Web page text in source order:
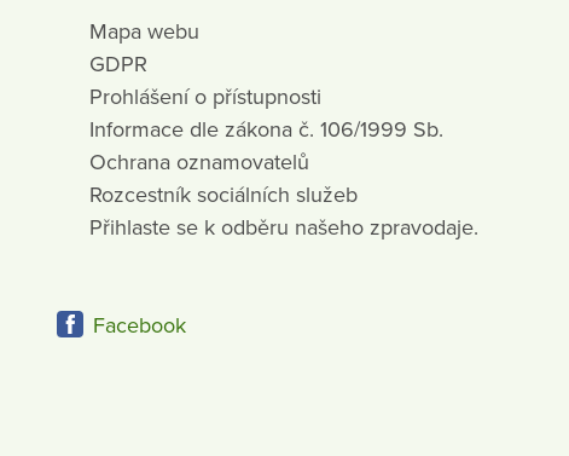
Mapa webu
GDPR
Prohlášení o přístupnosti
Informace dle zákona č. 106/1999 Sb.
Ochrana oznamovatelů
Rozcestník sociálních služeb
Přihlaste se k odběru našeho zpravodaje.
Facebook